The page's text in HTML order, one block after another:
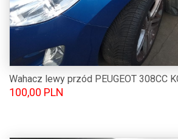
Wahacz lewy przód PEUGEOT 308CC
100,00 PLN